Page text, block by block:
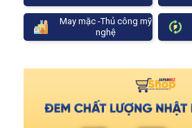
May mặc -Thủ công mỹ
nghệ